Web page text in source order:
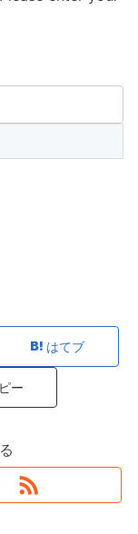
はてブ
ー